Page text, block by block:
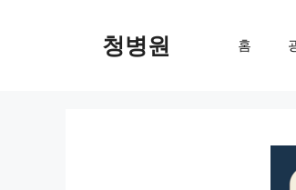
청병원 홈